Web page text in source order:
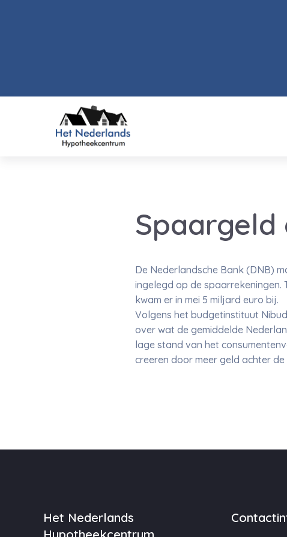
De Nederlandsche Bank (DNB)
ingelegd op de
kwam er in mei 5 miljard euro bij.
Volgens het budgetinstituut
over wat de gemiddelde
lage stand van het
creeren door meer geld achter
Het Nederlands